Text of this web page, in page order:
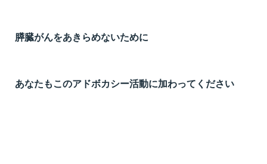
膵臓がんをあきらめないために
あなたもこのアドボカシー活動に加わってください